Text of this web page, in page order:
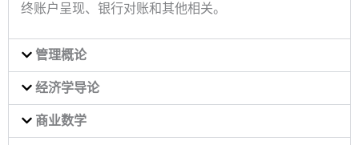
终账户呈现、银行对账和其他相关。
管理概论
经济学导论
商业数学